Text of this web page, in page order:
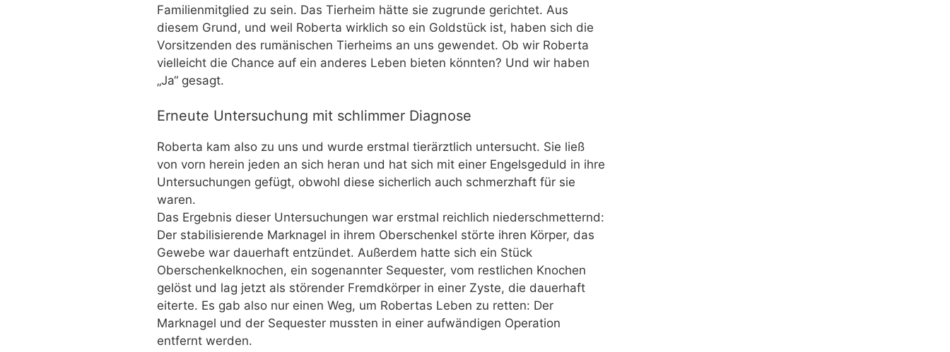
Familienmitglied zu sein. Das Tierheim hätte sie zugrunde gerichtet. Aus
diesem Grund, und weil Roberta wirklich so ein Goldstück ist, haben sich die
Vorsitzenden des rumänischen Tierheims an uns gewendet. Ob wir Roberta
vielleicht die Chance auf ein anderes Leben bieten könnten? Und wir haben
„Ja“ gesagt.
Erneute Untersuchung mit schlimmer Diagnose
Roberta kam also zu uns und wurde erstmal tierärztlich untersucht. Sie ließ
von vorn herein jeden an sich heran und hat sich mit einer Engelsgeduld in ihre
Untersuchungen gefügt, obwohl diese sicherlich auch schmerzhaft für sie
waren.
Das Ergebnis dieser Untersuchungen war erstmal reichlich niederschmetternd:
Der stabilisierende Marknagel in ihrem Oberschenkel störte ihren Körper, das
Gewebe war dauerhaft entzündet. Außerdem hatte sich ein Stück
Oberschenkelknochen, ein sogenannter Sequester, vom restlichen Knochen
gelöst und lag jetzt als störender Fremdkörper in einer Zyste, die dauerhaft
eiterte. Es gab also nur einen Weg, um Robertas Leben zu retten: Der
Marknagel und der Sequester mussten in einer aufwändigen Operation
entfernt werden.